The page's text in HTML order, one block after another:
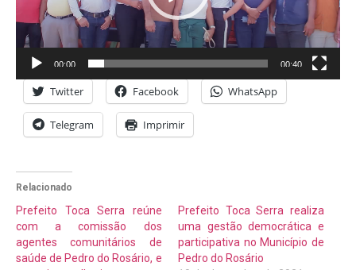
00:00 00:40
Twitter Facebook WhatsApp
Telegram Imprimir
Relacionado
Prefeito Toca Serra reúne
com a comissão dos
agentes comunitários de
saúde de Pedro do Rosário, e
Prefeito Toca Serra realiza
uma gestão democrática e
participativa no Município de
Pedro do Rosário